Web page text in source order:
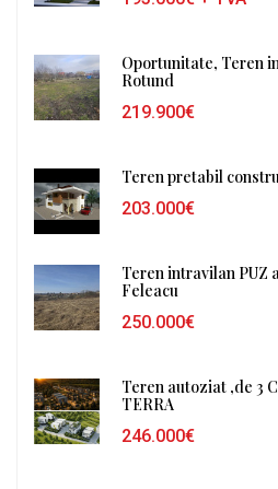
Oportunitate, Teren
Rotund
219.900€
Teren pretabil
203.000€
Teren intravilan PUZ
Feleacu
250.000€
Teren autoziat ,de 3
TERRA
246.000€